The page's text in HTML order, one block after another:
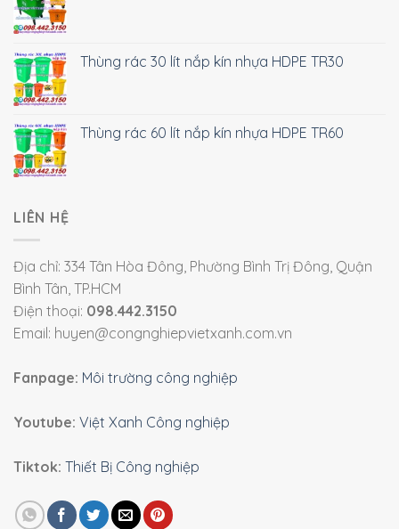
Thùng rác 30 lít nắp kín nhựa HDPE TR30
Thùng rác 60 lít nắp kín nhựa HDPE TR60
LIÊN HỆ
Địa chỉ: 334 Tân Hòa Đông, Phường Bình Trị Đông, Quận
Bình Tân, TP.HCM
Điện thoại: 098.442.3150
Email: huyen@congnghiepvietxanh.com.vn
Fanpage: Môi trường công nghiệp
Youtube: Việt Xanh Công nghiệp
Tiktok: Thiết Bị Công nghiệp